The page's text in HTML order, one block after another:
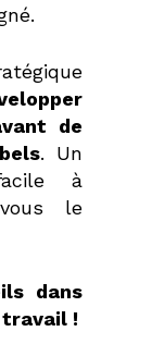
de
. Un
à
le
dans
travail !